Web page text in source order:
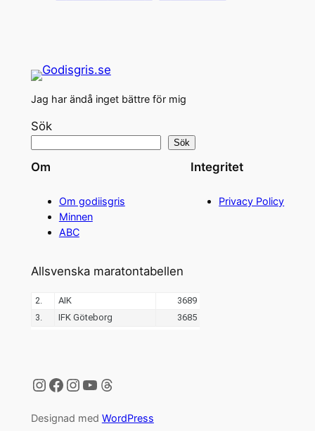
Jag har ändå inget bättre för mig
Sök
Sök
Om
Om godiisgris
Minnen
ABC
Integritet
Privacy Policy
Allsvenska maratontabellen
Instagram
Facebook
Instagram
YouTube
Threads
Designad med WordPress